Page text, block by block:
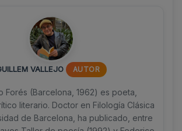
VALLEJO AUTOR
Forés (Barcelona, 1962) es poeta,
literario. Doctor en Filología Clásica
de Barcelona, ha publicado, entre